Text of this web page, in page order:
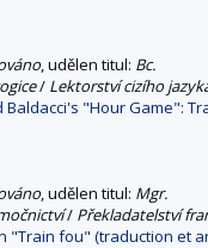
, udělen titul: Bc.
/ Lektorství cizího
Baldacci's "Hour Game":
, udělen titul: Mgr.
/ Překladatelství
"Train fou" (traduction et